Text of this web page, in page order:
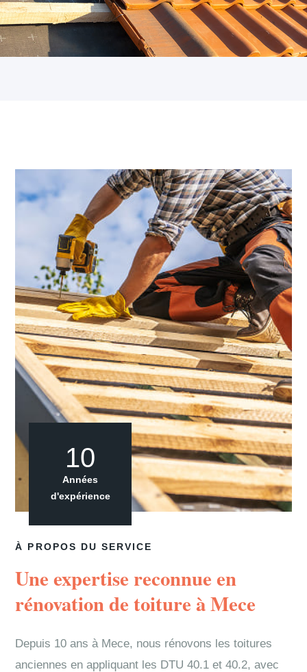
À PROPOS DU SERVICE
Une expertise reconnue en
rénovation de toiture à Mece
Depuis 10 ans à Mece, nous rénovons les toitures
anciennes en appliquant les DTU 40.1 et 40.2, avec
10
Années
d'expérience